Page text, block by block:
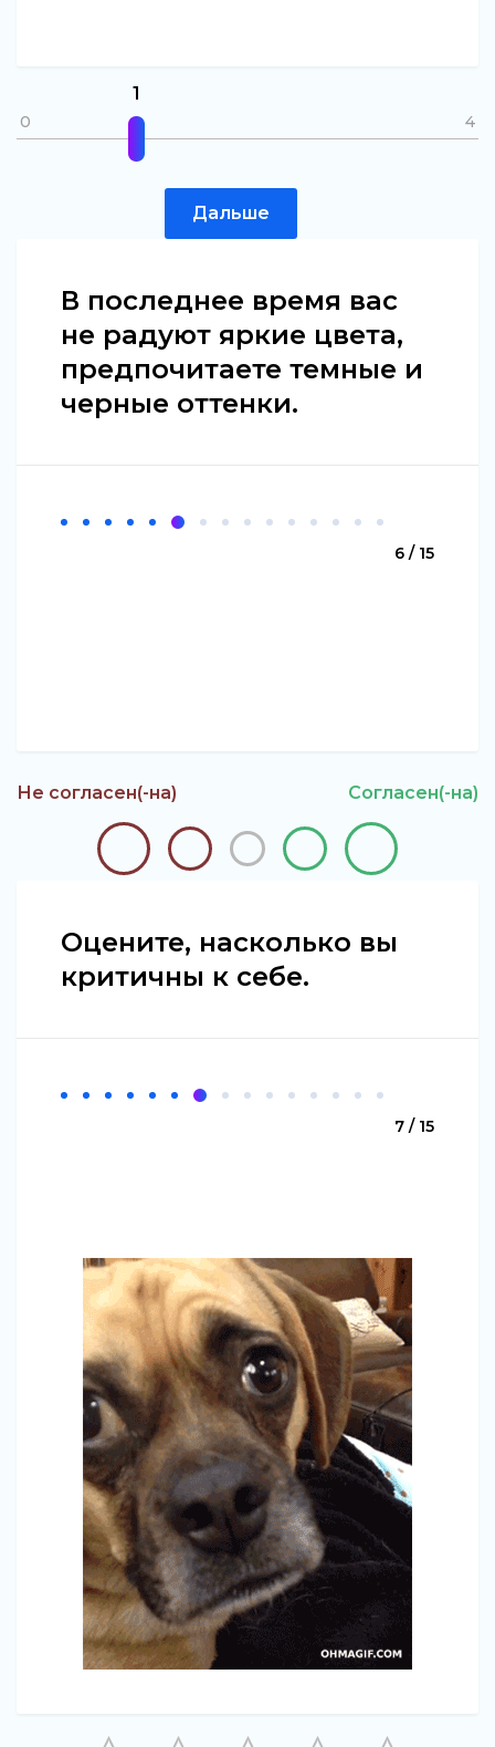
0 4
1
Дальше
В последнее время вас
не радуют яркие цвета,
предпочитаете темные и
черные оттенки.
6 / 15
Не согласен(-на) Согласен(-на)
Оцените, насколько вы
критичны к себе.
7 / 15